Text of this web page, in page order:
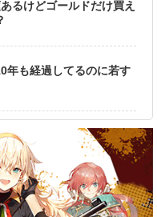
るけどゴールドだけ買え
年も経過してるのに若す